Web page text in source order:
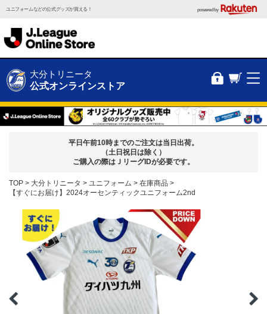
ユニフォームなどの公式グッズが買える！ powered by
大分トリニータ
公式オンラインストア
平日午前10時までのご注文は当日出荷。
（土日祝日は除く）
ご購入の際はＪリーグIDが必要です。
TOP 大分トリニータ ユニフォーム
在庫商品
【すぐにお届け】2024オーセンティックユニフォーム2nd